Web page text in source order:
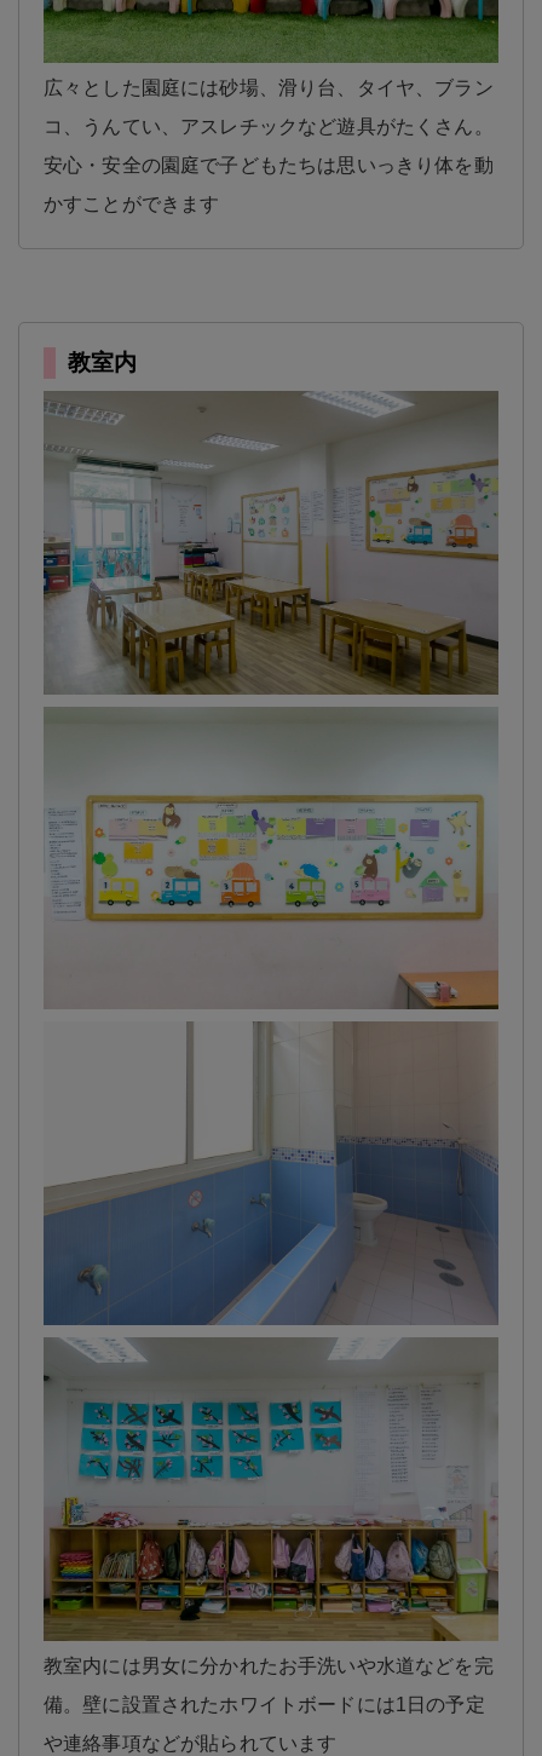
広々とした園庭には砂場、滑り台、タイヤ、ブラン
コ、うんてい、アスレチックなど遊具がたくさん。
安心・安全の園庭で子どもたちは思いっきり体を動
かすことができます
教室内
教室内には男女に分かれたお手洗いや水道などを完
備。壁に設置されたホワイトボードには1日の予定
や連絡事項などが貼られています